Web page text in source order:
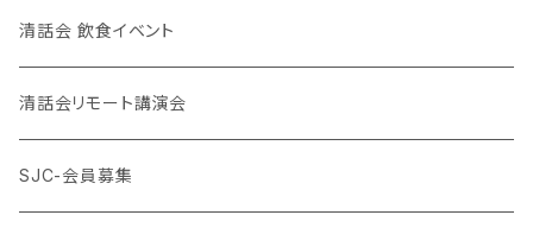
清話会 飲食イベント
清話会リモート講演会
SJC-会員募集